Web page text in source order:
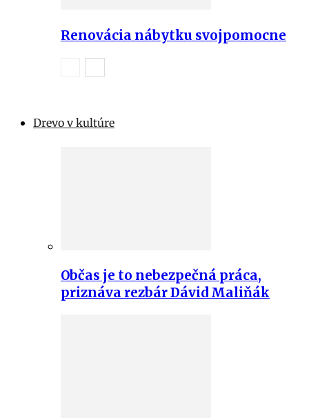
Renovácia nábytku svojpomocne
Drevo v kultúre
Občas je to nebezpečná práca,
priznáva rezbár Dávid Maliňák